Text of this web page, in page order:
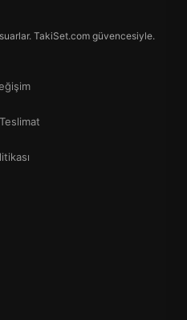
TakiSet.com güvencesiyle.